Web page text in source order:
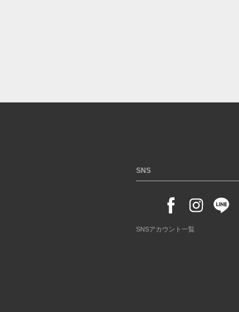
SNS
SNSアカウント一覧